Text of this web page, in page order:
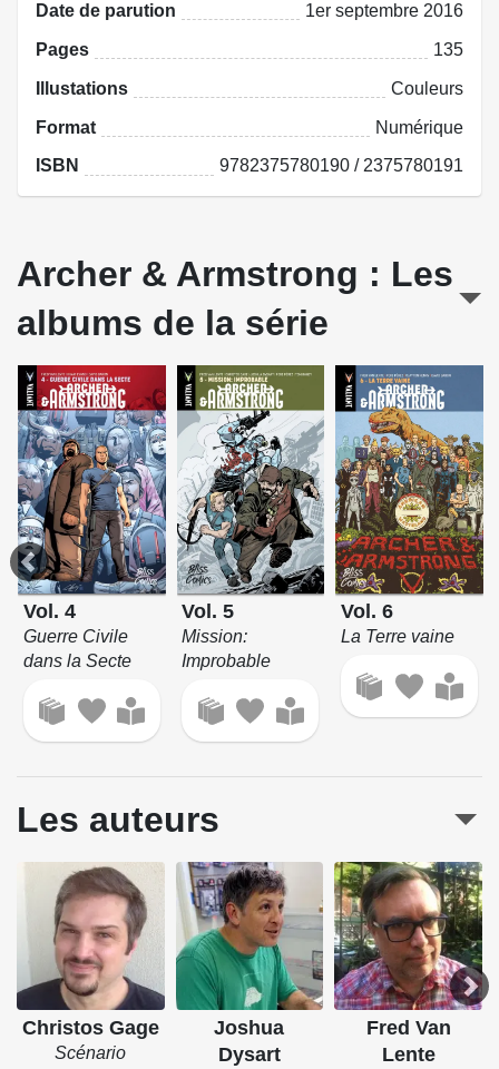
Date de parution 1er septembre 2016
Pages 135
Illustations Couleurs
Format Numérique
ISBN 9782375780190 / 2375780191
Archer & Armstrong : Les
albums de la série
Vol. 4
Guerre Civile
dans la Secte
Vol. 5
Mission:
Improbable
Vol. 6
La Terre vaine
Les auteurs
Christos Gage
Scénario
Joshua
Dysart
Fred Van
Lente